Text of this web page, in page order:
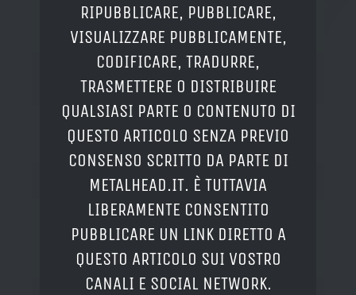
RIPUBBLICARE, PUBBLICARE,
VISUALIZZARE PUBBLICAMENTE,
CODIFICARE, TRADURRE,
TRASMETTERE O DISTRIBUIRE
QUALSIASI PARTE O CONTENUTO DI
QUESTO ARTICOLO SENZA PREVIO
CONSENSO SCRITTO DA PARTE DI
METALHEAD.IT. È TUTTAVIA
LIBERAMENTE CONSENTITO
PUBBLICARE UN LINK DIRETTO A
QUESTO ARTICOLO SUI VOSTRO
CANALI E SOCIAL NETWORK.